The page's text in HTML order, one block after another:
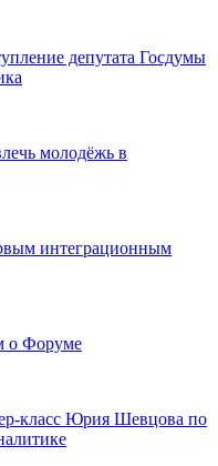
депутата Госдумы
молодёжь в
интеграционным
о Форуме
класс Юрия Шевцова по